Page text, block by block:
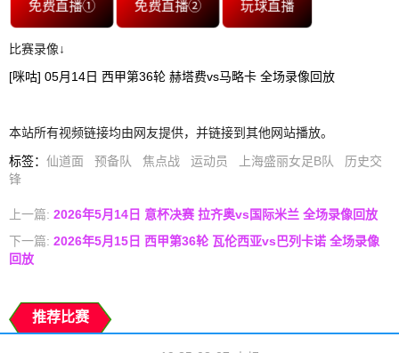
免费直播① 免费直播② 玩球直播
比赛录像↓
[咪咕] 05月14日 西甲第36轮 赫塔费vs马略卡 全场录像回放
本站所有视频链接均由网友提供，并链接到其他网站播放。
标签： 仙道面 预备队 焦点战 运动员 上海盛丽女足B队
历史交
锋
上一篇: 2026年5月14日 意杯决赛 拉齐奥vs国际米兰 全场录像回放
下一篇: 2026年5月15日 西甲第36轮 瓦伦西亚vs巴列卡诺 全场录像
回放
推荐比赛